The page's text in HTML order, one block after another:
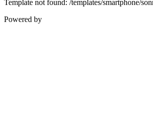
Template not found: /templates/smartphone/
Powered by